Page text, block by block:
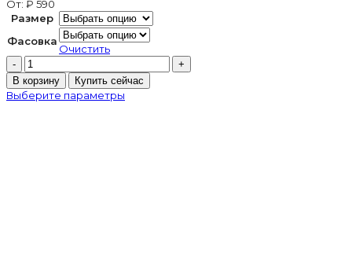
От: ₽ 590
Размер
Фасовка
Очистить
Количество
товара
Preciosa
VIVA12
В корзину Купить сейчас
Выберите параметры